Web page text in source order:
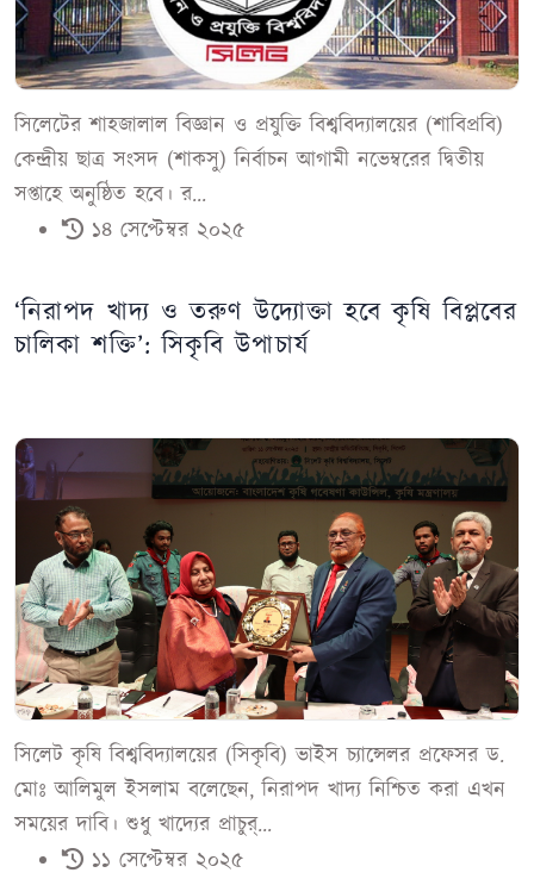
সিলেটের শাহজালাল বিজ্ঞান ও প্রযুক্তি বিশ্ববিদ্যালয়ের (শাবিপ্রবি)
কেন্দ্রীয় ছাত্র সংসদ (শাকসু) নির্বাচন আগামী নভেম্বরের দ্বিতীয়
সপ্তাহে অনুষ্ঠিত হবে। র...
১৪ সেপ্টেম্বর ২০২৫
‘নিরাপদ খাদ্য ও তরুণ উদ্যোক্তা হবে কৃষি বিপ্লবের
চালিকা শক্তি’: সিকৃবি উপাচার্য
সিলেট কৃষি বিশ্ববিদ্যালয়ের (সিকৃবি) ভাইস চ্যান্সেলর প্রফেসর ড.
মোঃ আলিমুল ইসলাম বলেছেন, নিরাপদ খাদ্য নিশ্চিত করা এখন
সময়ের দাবি। শুধু খাদ্যের প্রাচুর্...
১১ সেপ্টেম্বর ২০২৫